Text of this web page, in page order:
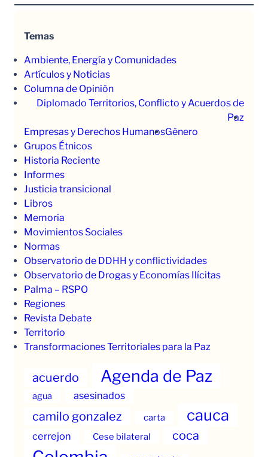
Temas
Ambiente, Energía y Comunidades
Artículos y Noticias
Columna de Opinión
Diplomado Territorios, Conflicto y Acuerdos de
Paz
Empresas y Derechos HumanosGénero
Grupos Étnicos
Historia Reciente
Informes
Justicia transicional
Libros
Memoria
Movimientos Sociales
Normas
Observatorio de DDHH y conflictividades
Observatorio de Drogas y Economías Ilícitas
Palma – RSPO
Regiones
Revista Debate
Territorio
Transformaciones Territoriales para la Paz
acuerdo Agenda de Paz
agua asesinados
camilo gonzalez carta cauca
cerrejon Cese bilateral coca